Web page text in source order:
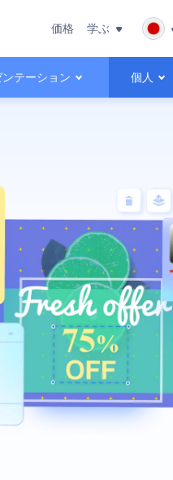
テーション 個人
価格 学ぶ